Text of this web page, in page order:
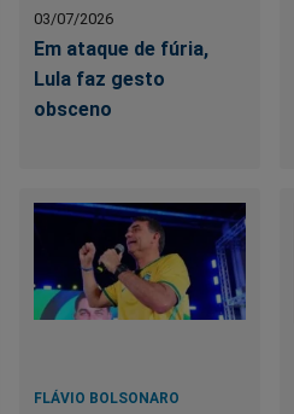
03/07/2026
Em ataque de fúria,
Lula faz gesto
obsceno
FLÁVIO BOLSONARO